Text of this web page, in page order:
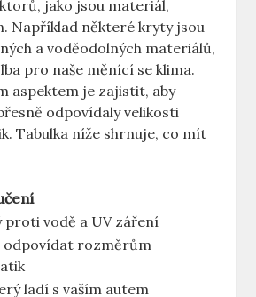
jako jsou materiál,
Například některé kryty jsou
a voděodolných materiálů,
pro naše měnící se klima.
aspektem je zajistit, aby
odpovídaly velikosti
Tabulka níže shrnuje, co mít
proti vodě a UV záření
odpovídat rozměrům
ladí s vaším autem